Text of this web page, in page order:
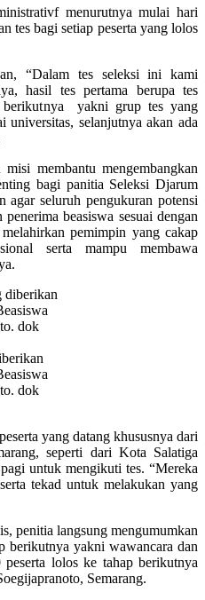
menurutnya mulai hari
tes bagi setiap peserta yang lolos
“Dalam tes seleksi ini kami
hasil tes pertama berupa tes
berikutnya yakni grup tes yang
universitas, selanjutnya akan ada
membantu mengembangkan
bagi panitia Seleksi Djarum
agar seluruh pengukuran potensi
beasiswa sesuai dengan
pemimpin yang cakap
serta mampu membawa
dok
yang datang khususnya dari
seperti dari Kota Salatiga
untuk mengikuti tes. “Mereka
tekad untuk melakukan yang
penitia langsung mengumumkan
berikutnya yakni wawancara dan
lolos ke tahap berikutnya
Semarang.